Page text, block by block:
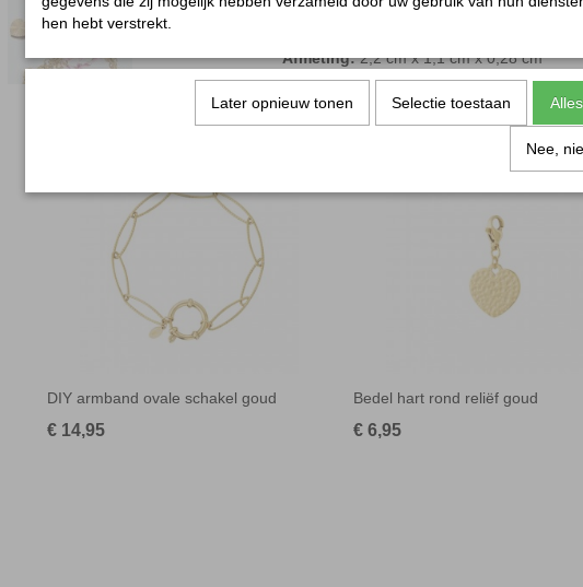
Afmeting:2,2 cm x 1,1 cm x 0,28 cm
Materiaal:Stainless steel
DIY armband ovale schakel goud
€ 14,95
Bedel hart rond reliëf goud
€ 6,95
hen hebt verstrekt.
Later opnieuw tonen Selectie toestaan
Nee,